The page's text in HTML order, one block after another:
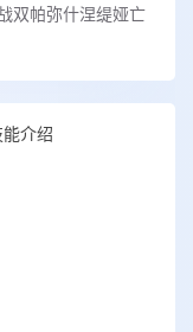
双帕弥什涅缇娅亡